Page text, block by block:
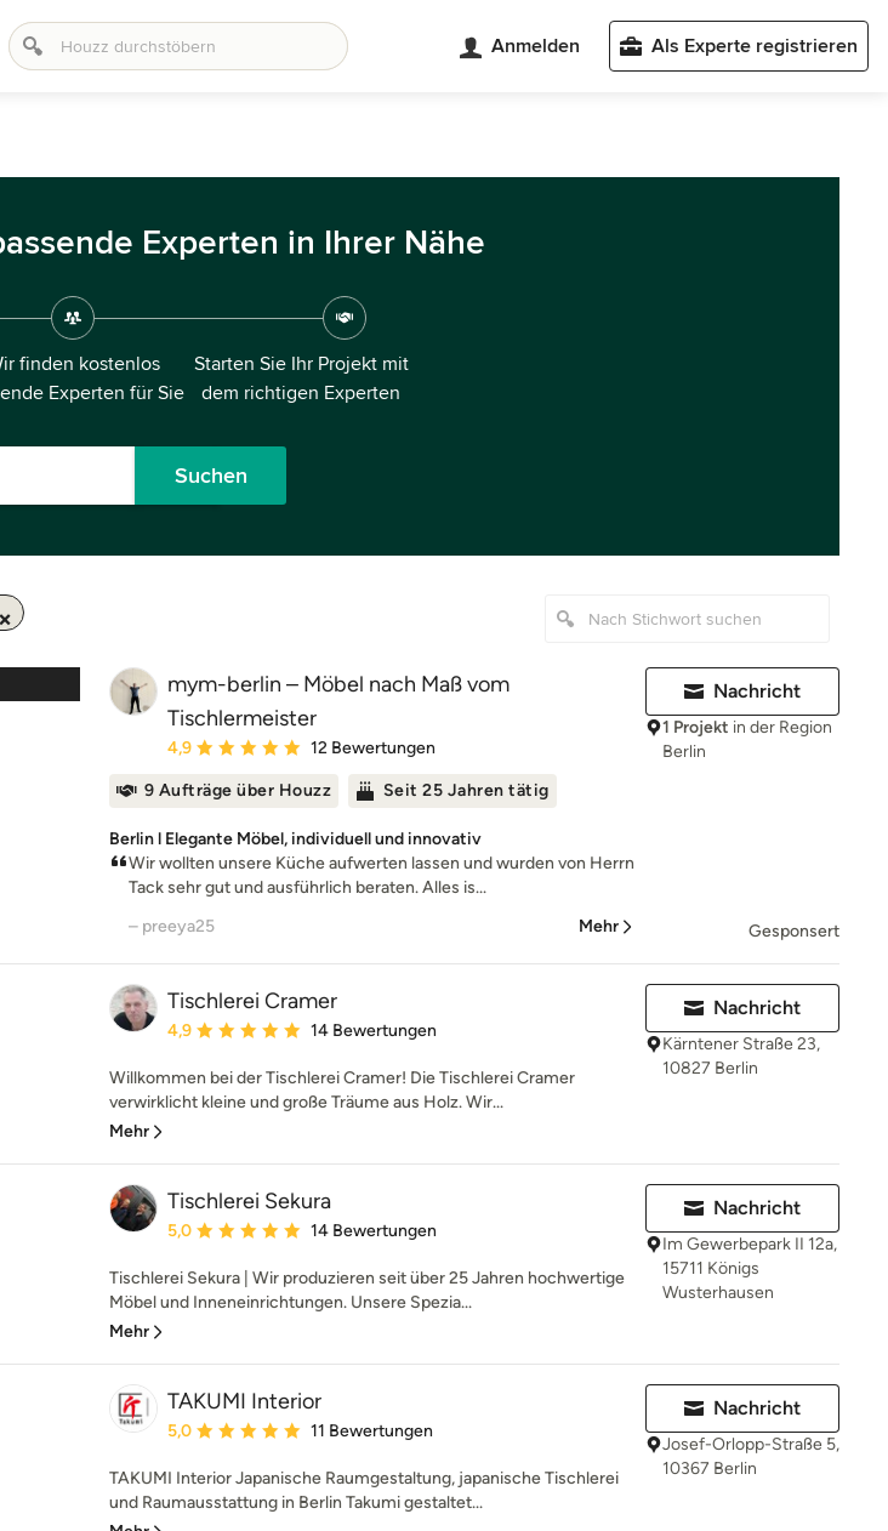
Anmelden Als Experte registrieren
Experten in Ihrer Nähe
finden kostenlos
Experten für Sie
Starten Sie Ihr Projekt mit
dem richtigen Experten
Suchen
mym-berlin – Möbel nach Maß vom
Tischlermeister
Durchschnittliche Bewertung: 4.9 von 5 Sternen
4,9 12 Bewertungen
9 Aufträge über Houzz Seit 25 Jahren tätig
Berlin l Elegante Möbel, individuell und innovativ
Wir wollten unsere Küche aufwerten lassen und wurden von Herrn
Tack sehr gut und ausführlich beraten. Alles is...
– preeya25
Mehr
Nachricht
1 Projekt in der Region
Berlin
Gesponsert
Tischlerei Cramer
Durchschnittliche Bewertung: 4.9 von 5 Sternen
4,9 14 Bewertungen
Willkommen bei der Tischlerei Cramer! Die Tischlerei Cramer
verwirklicht kleine und große Träume aus Holz. Wir...
Mehr
Nachricht
Kärntener Straße 23,
10827 Berlin
Tischlerei Sekura
Durchschnittliche Bewertung: 5 von 5 Sternen
5,0 14 Bewertungen
Tischlerei Sekura | Wir produzieren seit über 25 Jahren hochwertige
Möbel und Inneneinrichtungen. Unsere Spezia...
Mehr
Nachricht
Im Gewerbepark II 12a,
15711 Königs
Wusterhausen
TAKUMI Interior
Durchschnittliche Bewertung: 5 von 5 Sternen
5,0 11 Bewertungen
TAKUMI Interior Japanische Raumgestaltung, japanische Tischlerei
und Raumausstattung in Berlin Takumi gestaltet...
Nachricht
Josef-Orlopp-Straße 5,
10367 Berlin